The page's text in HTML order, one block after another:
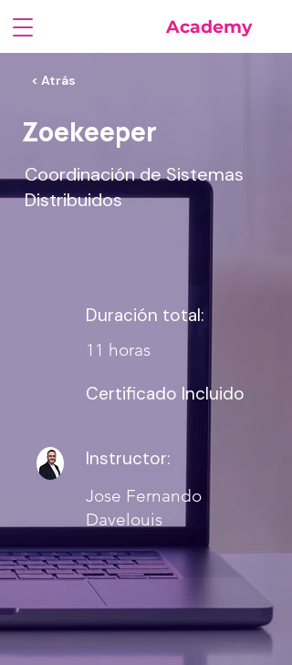
Academy
< Atrás
Zoekeeper
Coordinación de Sistemas
Distribuidos
Duración total:
11 horas
Certificado Incluido
Instructor:
Jose Fernando
Davelouis